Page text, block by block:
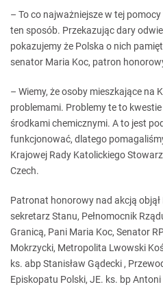
– To co najważniejsze w tej
ten sposób. Przekazując dary
pokazujemy że Polska o nich
senator Maria Koc, patron
– Wiemy, że osoby mieszkające na
problemami. Problemy te to
środkami chemicznymi. A to jest
funkcjonować, dlatego
Krajowej Rady Katolickiego
Czech.
Patronat honorowy nad akcją objął
sekretarz Stanu, Pełnomocnik
Granicą, Pani Maria Koc, Senator
Mokrzycki, Metropolita Lwowski
ks. abp Stanisław Gądecki ,
Episkopatu Polski, JE. ks. bp